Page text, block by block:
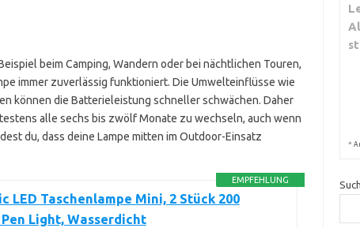
beim Camping, Wandern oder bei nächtlichen Touren,
immer zuverlässig funktioniert. Die Umwelteinflüsse wie
können die Batterieleistung schneller schwächen. Daher
alle sechs bis zwölf Monate zu wechseln, auch wenn
du, dass deine Lampe mitten im Outdoor-Einsatz
EMPFEHLUNG
LED Taschenlampe Mini, 2 Stück 200
Pen Light, Wasserdicht
*